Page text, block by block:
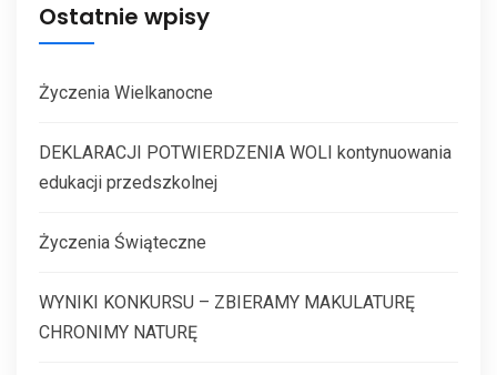
Ostatnie wpisy
Życzenia Wielkanocne
DEKLARACJI POTWIERDZENIA WOLI kontynuowania
edukacji przedszkolnej
Życzenia Świąteczne
WYNIKI KONKURSU – ZBIERAMY MAKULATURĘ
CHRONIMY NATURĘ